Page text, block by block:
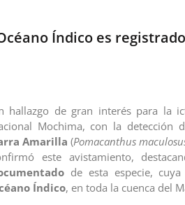
Índico es
hallazgo de gran interés para la
Mochima, con la detección
Amarilla (Pomacanthus
este avistamiento,
de esta especie,
Índico, en toda la cuenca del